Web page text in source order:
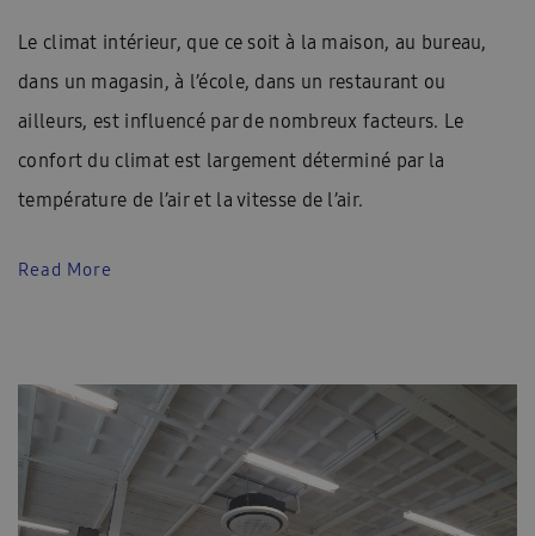
Le climat intérieur, que ce soit à la maison, au bureau,
dans un magasin, à l’école, dans un restaurant ou
ailleurs, est influencé par de nombreux facteurs. Le
confort du climat est largement déterminé par la
température de l’air et la vitesse de l’air.
Read More